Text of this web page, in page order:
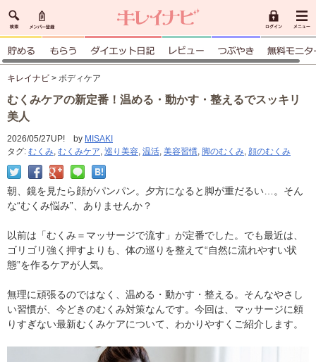
キレイナビ > ボディケア
むくみケアの新定番！温める・動かす・整えるでスッキリ
美人
2026/05/27UP! by MISAKI
タグ: むくみ, むくみケア, 巡り美容, 温活, 美容習慣, 脚のむくみ, 顔のむくみ
朝、鏡を見たら顔がパンパン。夕方になると脚が重だるい…。そん
な“むくみ悩み”、ありませんか？
以前は「むくみ＝マッサージで流す」が定番でした。でも最近は、
ゴリゴリ強く押すよりも、体の巡りを整えて“自然に流れやすい状
態”を作るケアが人気。
無理に頑張るのではなく、温める・動かす・整える。そんなやさし
い習慣が、今どきのむくみ対策なんです。今回は、マッサージに頼
りすぎない最新むくみケアについて、わかりやすくご紹介します。